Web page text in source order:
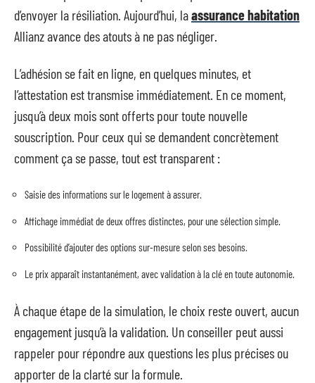
d’envoyer la résiliation. Aujourd’hui, laassurance habitation
Allianz avance des atouts à ne pas négliger.
L’adhésion se fait en ligne, en quelques minutes, et
l’attestation est transmise immédiatement. En ce moment,
jusqu’à deux mois sont offerts pour toute nouvelle
souscription. Pour ceux qui se demandent concrètement
comment ça se passe, tout est transparent :
Saisie des informations sur le logement à assurer.
Affichage immédiat de deux offres distinctes, pour une sélection simple.
Possibilité d’ajouter des options sur-mesure selon ses besoins.
Le prix apparaît instantanément, avec validation à la clé en toute autonomie.
À chaque étape de la simulation, le choix reste ouvert, aucun
engagement jusqu’à la validation. Un conseiller peut aussi
rappeler pour répondre aux questions les plus précises ou
apporter de la clarté sur la formule.